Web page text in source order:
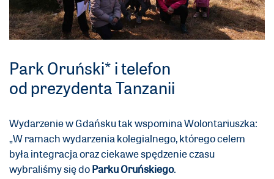
Park Oruński* i telefon
od prezydenta Tanzanii
Wydarzenie w Gdańsku tak wspomina Wolontariuszka:
„W ramach wydarzenia kolegialnego, którego celem
była integracja oraz ciekawe spędzenie czasu
wybraliśmy się doParku Oruńskiego.